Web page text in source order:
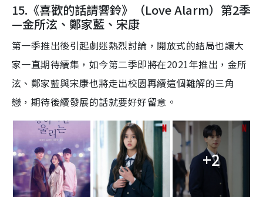
15.《喜歡的話請響鈴》（Love Alarm）第2季
—金所泫、鄭家藍 、 宋康
第一季推出後引起劇迷熱烈討論， 開放式的結局也讓大
家一直期待續集，如今第二季即將在2021年推出，金所
泫、鄭家藍與宋康也將走出校園再續這個難解的三角
戀， 期待後續發展的話就要好好留意 。
+2